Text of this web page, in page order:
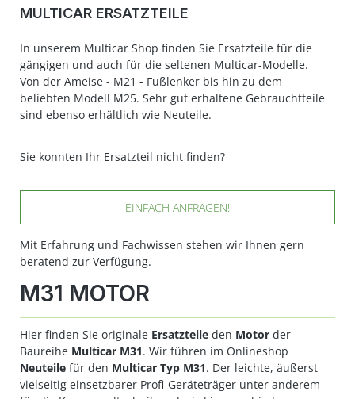
MULTICAR ERSATZTEILE
In unserem Multicar Shop finden Sie Ersatzteile für die
gängigen und auch für die seltenen Multicar-Modelle.
Von der Ameise - M21 - Fußlenker bis hin zu dem
beliebten Modell M25. Sehr gut erhaltene Gebrauchtteile
sind ebenso erhältlich wie Neuteile.
Sie konnten Ihr Ersatzteil nicht finden?
EINFACH ANFRAGEN!
Mit Erfahrung und Fachwissen stehen wir Ihnen gern
beratend zur Verfügung.
M31 MOTOR
Hier finden Sie originale Ersatzteile den Motor der
Baureihe Multicar M31. Wir führen im Onlineshop
Neuteile für den Multicar Typ M31. Der leichte, äußerst
vielseitig einsetzbarer Profi-Geräteträger unter anderem